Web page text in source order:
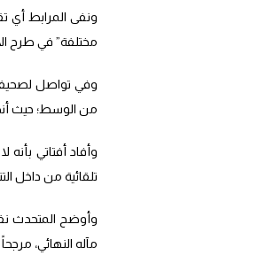
ونفى المرابط أي
مختلفة” في طرح
وفي تواصل
من الوسط؛ حيث
وأفاد أفتاتي بأنه
تلقائية من داخل
وأوضح المتحدث
مآله النهائي،